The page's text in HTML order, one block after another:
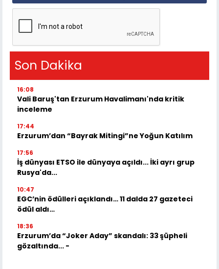
Son Dakika
16:08
Vali Baruş'tan Erzurum Havalimanı'nda kritik
inceleme
17:44
Erzurum’dan “Bayrak Mitingi”ne Yoğun Katılım
17:56
İş dünyası ETSO ile dünyaya açıldı... İki ayrı grup
Rusya'da...
10:47
EGC’nin ödülleri açıklandı… 11 dalda 27 gazeteci
ödül aldı…
18:36
Erzurum’da “Joker Aday” skandalı: 33 şüpheli
gözaltında... -